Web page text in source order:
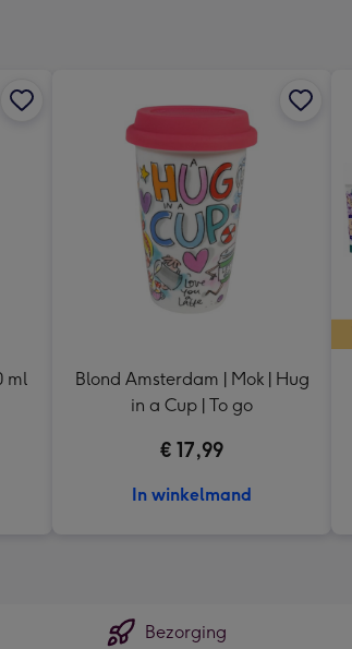
ml
Blond Amsterdam | Mok | Hug
in a Cup | To go
€ 17,99
In winkelmand
Bezorging